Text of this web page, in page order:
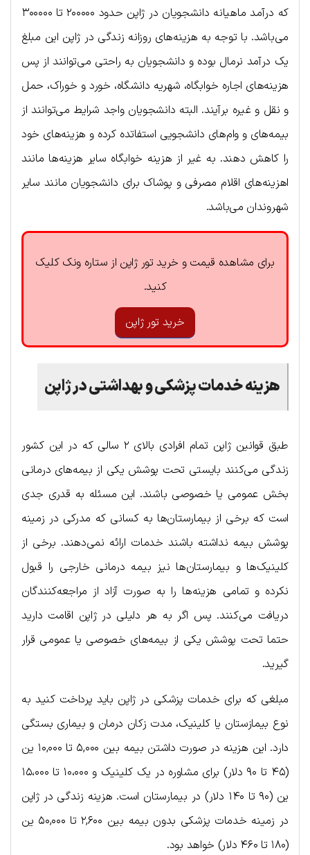
که درآمد ماهیانه دانشجویان در ژاپن حدود ۲۰۰۰۰۰ تا ۳۰۰۰۰۰
می‌باشد. با توجه به هزینه‌های روزانه زندگی در ژاپن این مبلغ
یک درآمد نرمال بوده و دانشجویان به راحتی می‌توانند از پس
هزینه‌های اجاره خوابگاه، شهریه دانشگاه، خورد و خوراک، حمل
و نقل و غیره برآیند. البته دانشجویان واجد شرایط می‌توانند از
بیمه‌های و وام‌های دانشجویی استفاتده کرده و هزینه‌های خود
را کاهش دهند. به غیر از هزینه خوابگاه سایر هزینه‌ها مانند
اهزینه‌های اقلام مصرفی و پوشاک برای دانشجویان مانند سایر
شهروندان می‌باشد.
برای مشاهده قیمت و خرید تور ژاپن از ستاره ونک کلیک
کنید.
خرید تور ژاپن
هزینه خدمات پزشکی و بهداشتی در ژاپن
طبق قوانین ژاپن تمام افرادی بالای ۲ سالی که در این کشور
زندگی می‌کنند بایستی تحت پوشش یکی از بیمه‌های درمانی
بخش عمومی یا خصوصی باشند. این مسئله به قدری جدی
است که برخی از بیمارستان‌ها به کسانی که مدرکی در زمینه
پوشش بیمه نداشته باشند خدمات ارائه نمی‌دهند. برخی از
کلینیک‌ها و بیمارستان‌ها نیز بیمه درمانی خارجی را قبول
نکرده و تمامی هزینه‌ها را به صورت آزاد از مراجعه‌کنندگان
دریافت می‌کنند. پس اگر به هر دلیلی در ژاپن اقامت دارید
حتما تحت پوشش یکی از بیمه‌های خصوصی یا عمومی قرار
گیرید.
مبلغی که برای خدمات پزشکی در ژاپن باید پرداخت کنید به
نوع بیمازستان یا کلینیک، مدت زکان درمان و بیماری بستگی
دارد. این هزینه در صورت داشتن بیمه بین ۵,۰۰۰ تا ۱۰,۰۰۰ ین
(۴۵ تا ۹۰ دلار) برای مشاوره در یک کلینیک و ۱۰،۰۰۰ تا ۱۵،۰۰۰
ین (۹۰ تا ۱۴۰ دلار) در بیمارستان است. هزینه زندگی در ژاپن
در زمینه خدمات پزشکی بدون بیمه بین ۲,۶۰۰ تا ۵۰,۰۰۰ ین
(۱۸۰ تا ۴۶۰ دلار) خواهد بود.